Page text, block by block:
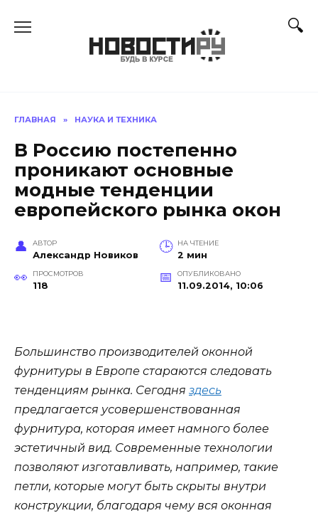
ГЛАВНАЯ » НАУКА И ТЕХНИКА
В Россию постепенно
проникают основные
модные тенденции
европейского рынка окон
АВТОР
Александр Новиков
НА ЧТЕНИЕ
2 мин
ПРОСМОТРОВ
118
ОПУБЛИКОВАНО
11.09.2014, 10:06
Большинство производителей оконной
фурнитуры в Европе стараются следовать
тенденциям рынка. Сегодня здесь
предлагается усовершенствованная
фурнитура, которая имеет намного более
эстетичный вид. Современные технологии
позволяют изготавливать, например, такие
петли, которые могут быть скрыты внутри
конструкции, благодаря чему вся оконная